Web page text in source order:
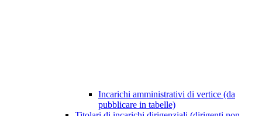
Incarichi amministrativi di vertice (da
pubblicare in tabelle)